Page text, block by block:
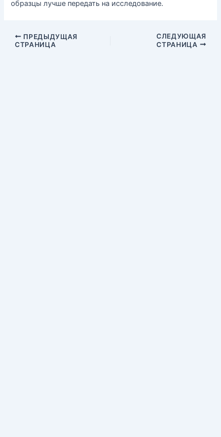
образцы лучше передать на исследование.
ПРЕДЫДУЩАЯ
СТРАНИЦА
СЛЕДУЮЩАЯ
СТРАНИЦА